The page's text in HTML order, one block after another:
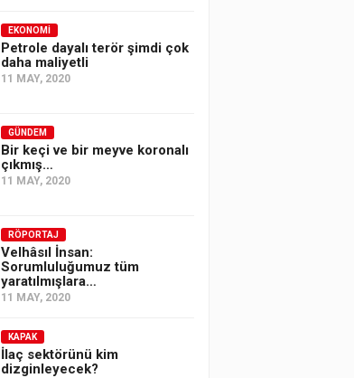
EKONOMI
Petrole dayalı terör şimdi çok
daha maliyetli
11 MAY, 2020
GÜNDEM
Bir keçi ve bir meyve koronalı
çıkmış…
11 MAY, 2020
RÖPORTAJ
Velhâsıl İnsan:
Sorumluluğumuz tüm
yaratılmışlara…
11 MAY, 2020
KAPAK
İlaç sektörünü kim
dizginleyecek?